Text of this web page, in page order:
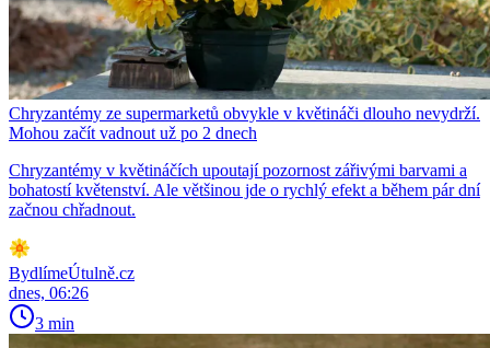
Chryzantémy ze supermarketů obvykle v květináči dlouho nevydrží.
Mohou začít vadnout už po 2 dnech
Chryzantémy v květináčích upoutají pozornost zářivými barvami a
bohatostí květenství. Ale většinou jde o rychlý efekt a během pár dní
začnou chřadnout.
BydlímeÚtulně.cz
dnes, 06:26
3 min